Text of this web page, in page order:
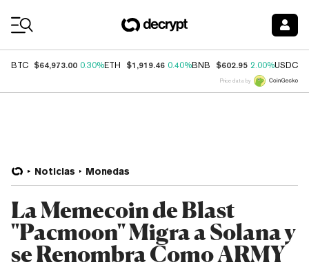
BTC $64,973.00 0.30%ETH $1,919.46 0.40%BNB $602.95 2.00%USDC
Price data by
Noticias Monedas
La Memecoin de Blast
"Pacmoon" Migra a Solana y
se Renombra Como ARMY